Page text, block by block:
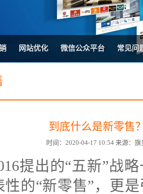
优化
建设
商城建设
三级分销系统
网站推广优化方案
在线进销存管理
品牌加盟营销管理系统
营销型网站建设方案
网站优化 微信公众平台 常见问
到底什么是新零售
时间：2020-04-17 10:54 来源：
提出的“五新”战
性的“新零售”，更